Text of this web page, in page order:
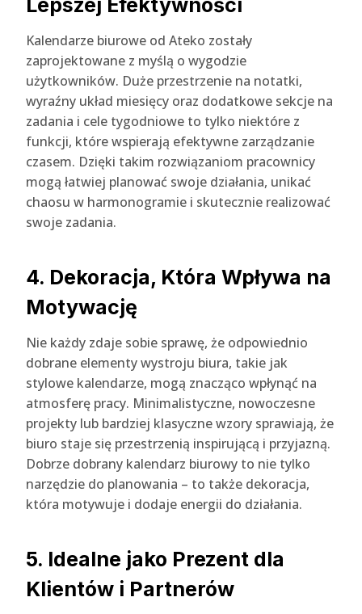
Lepszej Efektywności
Kalendarze biurowe od Ateko zostały
zaprojektowane z myślą o wygodzie
użytkowników. Duże przestrzenie na notatki,
wyraźny układ miesięcy oraz dodatkowe sekcje na
zadania i cele tygodniowe to tylko niektóre z
funkcji, które wspierają efektywne zarządzanie
czasem. Dzięki takim rozwiązaniom pracownicy
mogą łatwiej planować swoje działania, unikać
chaosu w harmonogramie i skutecznie realizować
swoje zadania.
4. Dekoracja, Która Wpływa na
Motywację
Nie każdy zdaje sobie sprawę, że odpowiednio
dobrane elementy wystroju biura, takie jak
stylowe kalendarze, mogą znacząco wpłynąć na
atmosferę pracy. Minimalistyczne, nowoczesne
projekty lub bardziej klasyczne wzory sprawiają, że
biuro staje się przestrzenią inspirującą i przyjazną.
Dobrze dobrany kalendarz biurowy to nie tylko
narzędzie do planowania – to także dekoracja,
która motywuje i dodaje energii do działania.
5. Idealne jako Prezent dla
Klientów i Partnerów